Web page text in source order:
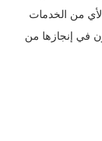
لأي من الخدمات
في إنجازها من